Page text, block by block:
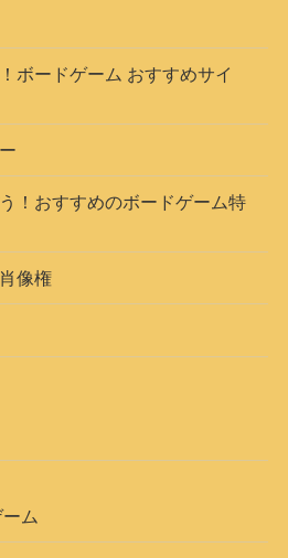
ボードゲーム おすすめサイ
！おすすめのボードゲーム特
像権
ム